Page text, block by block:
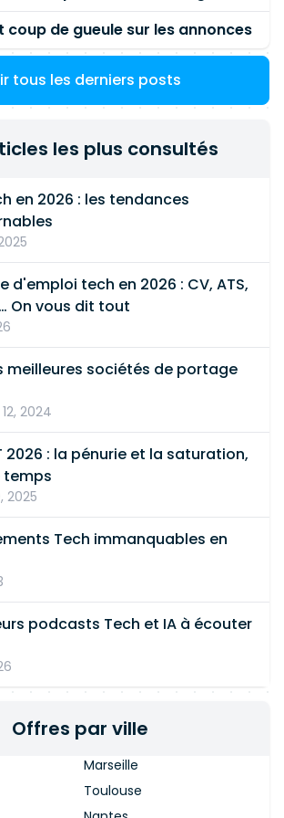
coup de gueule sur les annonces
tous les derniers posts
les plus consultés
en 2026 : les tendances
d'emploi tech en 2026 : CV, ATS,
On vous dit tout
meilleures sociétés de portage
2024
2026 : la pénurie et la saturation,
temps
2025
Tech immanquables en
podcasts Tech et IA à écouter
Offres par ville
Marseille
Toulouse